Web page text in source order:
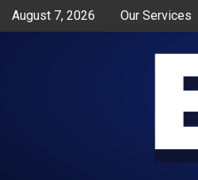
August 7, 2026 Our Services